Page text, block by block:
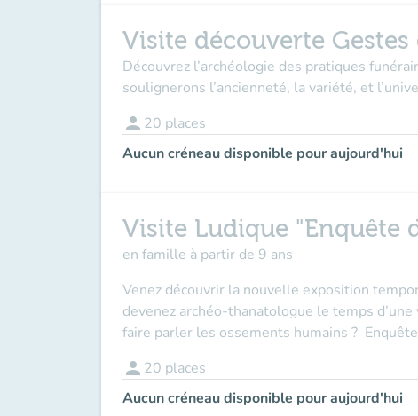
Visite découverte
Découvrez l’archéologie des pratiques
soulignerons l’ancienneté, la variété, et
person 20 places
Aucun créneau disponible pour aujourd'hui
Visite Ludique "Enquête
en famille à partir de 9 ans
Venez découvrir la nouvelle exposition
devenez archéo-thanatologue le temps
faire parler les ossements humains ?
person 20 places
Aucun créneau disponible pour aujourd'hui